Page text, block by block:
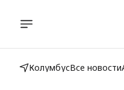
КолумбусВсе новости